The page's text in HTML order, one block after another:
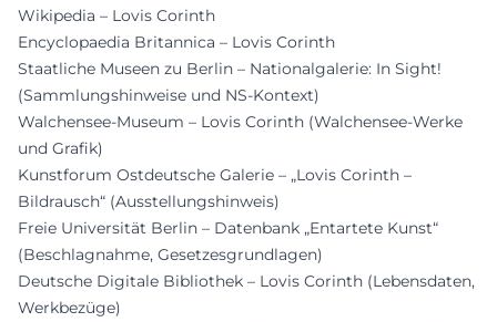
Wikipedia – Lovis Corinth
Encyclopaedia Britannica – Lovis Corinth
Staatliche Museen zu Berlin – Nationalgalerie: In Sight!
(Sammlungshinweise und NS-Kontext)
Walchensee-Museum – Lovis Corinth (Walchensee-Werke
und Grafik)
Kunstforum Ostdeutsche Galerie – „Lovis Corinth –
Bildrausch“ (Ausstellungshinweis)
Freie Universität Berlin – Datenbank „Entartete Kunst“
(Beschlagnahme, Gesetzesgrundlagen)
Deutsche Digitale Bibliothek – Lovis Corinth (Lebensdaten,
Werkbezüge)